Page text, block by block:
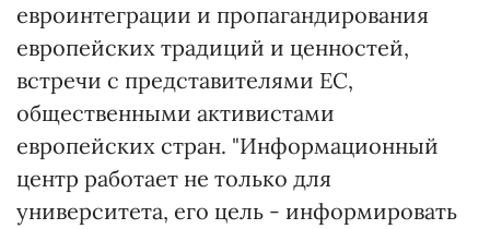
евроинтеграции и пропагандирования
европейских традиций и ценностей,
встречи с представителями ЕС,
общественными активистами
европейских стран. "Информационный
центр работает не только для
университета, его цель - информировать